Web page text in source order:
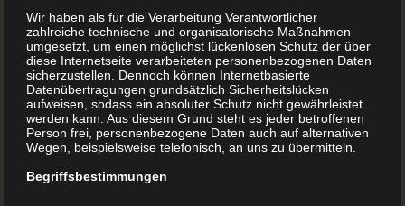
Backen, kaum ein Begriff kann so schnell Erinnerungen an
die eigene Kindheit wachrufen.
Man kann die elterliche Küche geradezu riechen und
schmecken. Vor allem vorweihnachtliche Gerüche kommen
einem in den Sinn. Zimt, Orangeat und frischer Teig, den
man von den Stäben des Mixers ablecken durfte, bevor die
Wir haben als für die Verarbeitung Verantwortlicher
zahlreiche technische und organisatorische Maßnahmen
umgesetzt, um einen möglichst lückenlosen Schutz der über
diese Internetseite verarbeiteten personenbezogenen Daten
sicherzustellen. Dennoch können Internetbasierte
Datenübertragungen grundsätzlich Sicherheitslücken
aufweisen, sodass ein absoluter Schutz nicht gewährleistet
werden kann. Aus diesem Grund steht es jeder betroffenen
Person frei, personenbezogene Daten auch auf alternativen
Wegen, beispielsweise telefonisch, an uns zu übermitteln.
Begriffsbestimmungen